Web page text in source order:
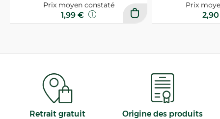
Prix moyen constaté
1,99 €
Prix
Retrait gratuit
Origine des produits